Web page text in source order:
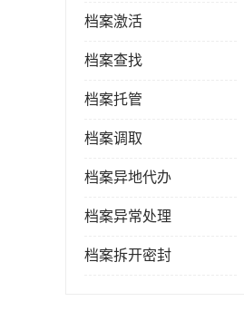
档案激活
档案查找
档案托管
档案调取
档案异地代办
档案异常处理
档案拆开密封